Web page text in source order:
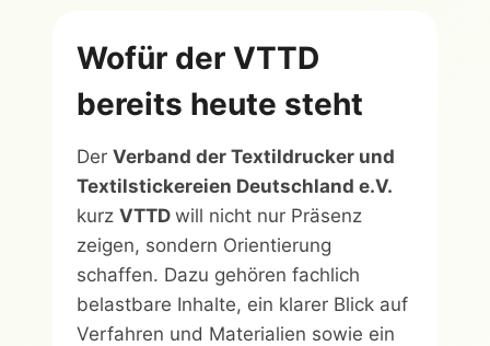
Wofür der VTTD
bereits heute steht
Der Verband der Textildrucker und
Textilstickereien Deutschland e.V.
kurz VTTD will nicht nur Präsenz
zeigen, sondern Orientierung
schaffen. Dazu gehören fachlich
belastbare Inhalte, ein klarer Blick auf
Verfahren und Materialien sowie ein